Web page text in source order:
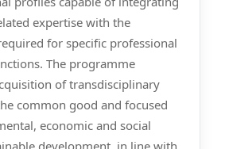
expertise with the
for specific professional
The programme
of transdisciplinary
common good and focused
economic and social